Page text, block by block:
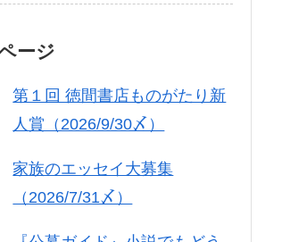
ージ
第１回 徳間書店ものがたり新
人賞（2026/9/30〆）
家族のエッセイ大募集
（2026/7/31〆）